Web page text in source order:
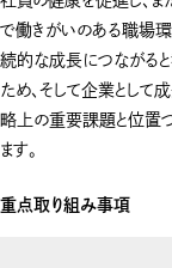
で働きがいのある職場
続的な成長につながると
ため、そして企業とし
略上の重要課題と位置
ます。
重点取り組み事項